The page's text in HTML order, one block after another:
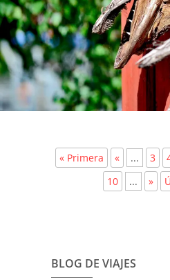
« Primera « ... 3
10
... »
BLOG DE VIAJES